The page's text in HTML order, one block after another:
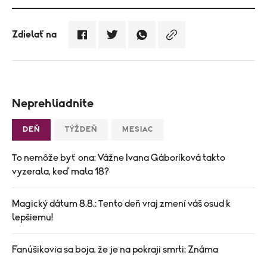
Zdielať na
Neprehliadnite
DEŇ TÝŽDEŇ MESIAC
To nemôže byť ona: Vážne Ivana Gáboríková takto
vyzerala, keď mala 18?
Magický dátum 8.8.: Tento deň vraj zmení váš osud k
lepšiemu!
Fanúšikovia sa boja, že je na pokraji smrti: Známa